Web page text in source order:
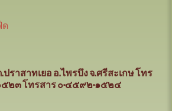
ราสาทเยอ อ.ไพรบึง จ.ศรีสะเกษโทร
๒๓ โทรสาร ๐-๔๕๙๒-๑๕๒๔